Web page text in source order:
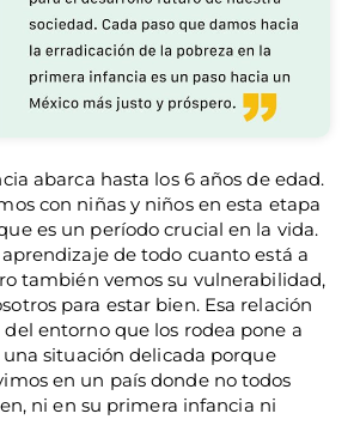
abarca hasta los 6 años de edad.
con niñas y niños en esta etapa
es un período crucial en la vida.
de todo cuanto está a
también vemos su vulnerabilidad,
para estar bien. Esa relación
entorno que los rodea pone a
situación delicada porque
en un país donde no todos
ni en su primera infancia ni